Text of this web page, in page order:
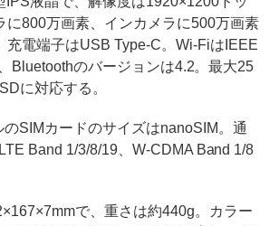
に800万画素、インカメラに500万画素
充電端子はUSB Type-C。Wi-FiはIEEE
Bluetoothのバージョンは4.2。最大25
に対応する。
SIMカードのサイズはnanoSIM。通
Band 1/3/8/19、W-CDMA Band 1/8
で、重さは約440g。カラー